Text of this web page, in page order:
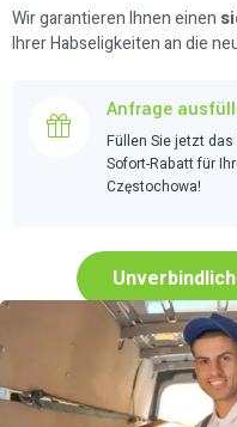
Wir garantieren Ihnen einen
Ihrer Habseligkeiten an die
Anfrage
Füllen Sie jetzt
Sofort-Rabatt für
Częstochowa!